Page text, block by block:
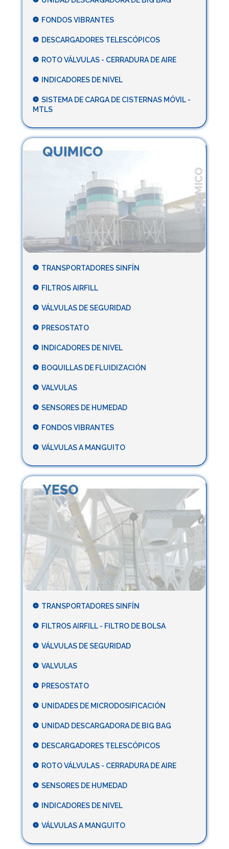
FONDOS VIBRANTES
DESCARGADORES TELESCÓPICOS
ROTO VÁLVULAS - CERRADURA DE AIRE
INDICADORES DE NIVEL
SISTEMA DE CARGA DE CISTERNAS MÓVIL -
MTLS
TRANSPORTADORES SINFÍN
FILTROS AIRFILL
VÁLVULAS DE SEGURIDAD
PRESOSTATO
INDICADORES DE NIVEL
BOQUILLAS DE FLUIDIZACIÓN
VALVULAS
SENSORES DE HUMEDAD
FONDOS VIBRANTES
VÁLVULAS A MANGUITO
TRANSPORTADORES SINFÍN
FILTROS AIRFILL - FILTRO DE BOLSA
VÁLVULAS DE SEGURIDAD
VALVULAS
PRESOSTATO
UNIDADES DE MICRODOSIFICACIÓN
UNIDAD DESCARGADORA DE BIG BAG
DESCARGADORES TELESCÓPICOS
ROTO VÁLVULAS - CERRADURA DE AIRE
SENSORES DE HUMEDAD
INDICADORES DE NIVEL
VÁLVULAS A MANGUITO